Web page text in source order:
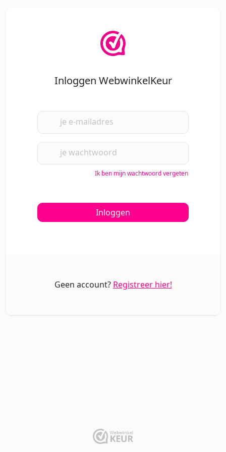
Inloggen WebwinkelKeur
je e-mailadres
je wachtwoord
Ik ben mijn wachtwoord vergeten
Inloggen
Geen account? Registreer hier!